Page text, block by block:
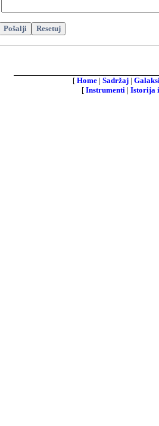
[ Home | Sadržaj |
[ Instrumenti| Istorija